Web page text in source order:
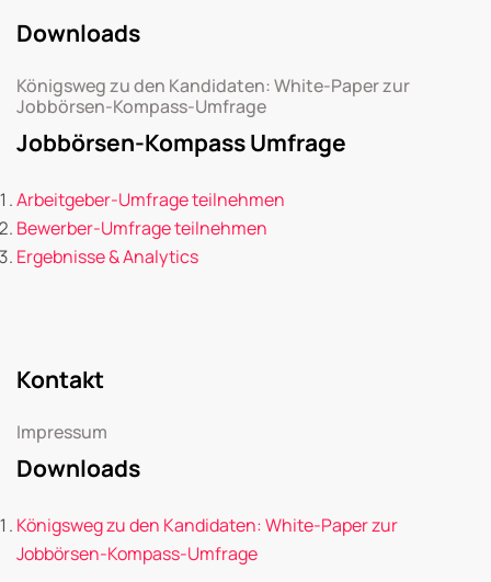
Downloads
Königsweg zu den Kandidaten: White-Paper zur
Jobbörsen-Kompass-Umfrage
Jobbörsen-Kompass Umfrage
Arbeitgeber-Umfrage teilnehmen
Bewerber-Umfrage teilnehmen
Ergebnisse & Analytics
Kontakt
Impressum
Downloads
Königsweg zu den Kandidaten: White-Paper zur
Jobbörsen-Kompass-Umfrage